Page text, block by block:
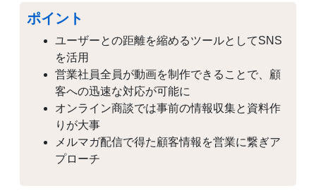
ポイント
ユーザーとの距離を縮めるツールとしてSNS
を活用
営業社員全員が動画を制作できることで、顧
客への迅速な対応が可能に
オンライン商談では事前の情報収集と資料作
りが大事
メルマガ配信で得た顧客情報を営業に繋ぎア
プローチ